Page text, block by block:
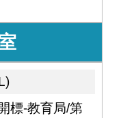
標-教育局/第